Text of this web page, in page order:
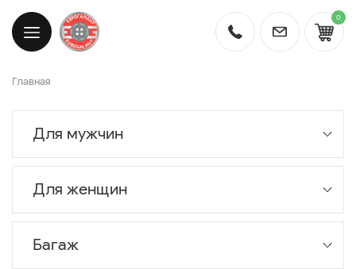
0
Главная
Для мужчин
Для женщин
Багаж